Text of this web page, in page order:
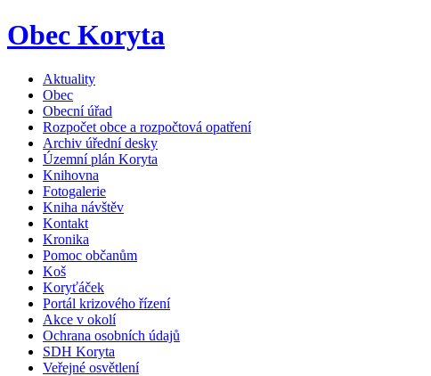
Obec Koryta
Aktuality
Obec
Obecní úřad
Rozpočet obce a rozpočtová opatření
Archiv úřední desky
Územní plán Koryta
Knihovna
Fotogalerie
Kniha návštěv
Kontakt
Kronika
Pomoc občanům
Koš
Koryťáček
Portál krizového řízení
Akce v okolí
Ochrana osobních údajů
SDH Koryta
Veřejné osvětlení